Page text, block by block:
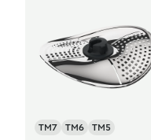
TM7 TM6 TM5